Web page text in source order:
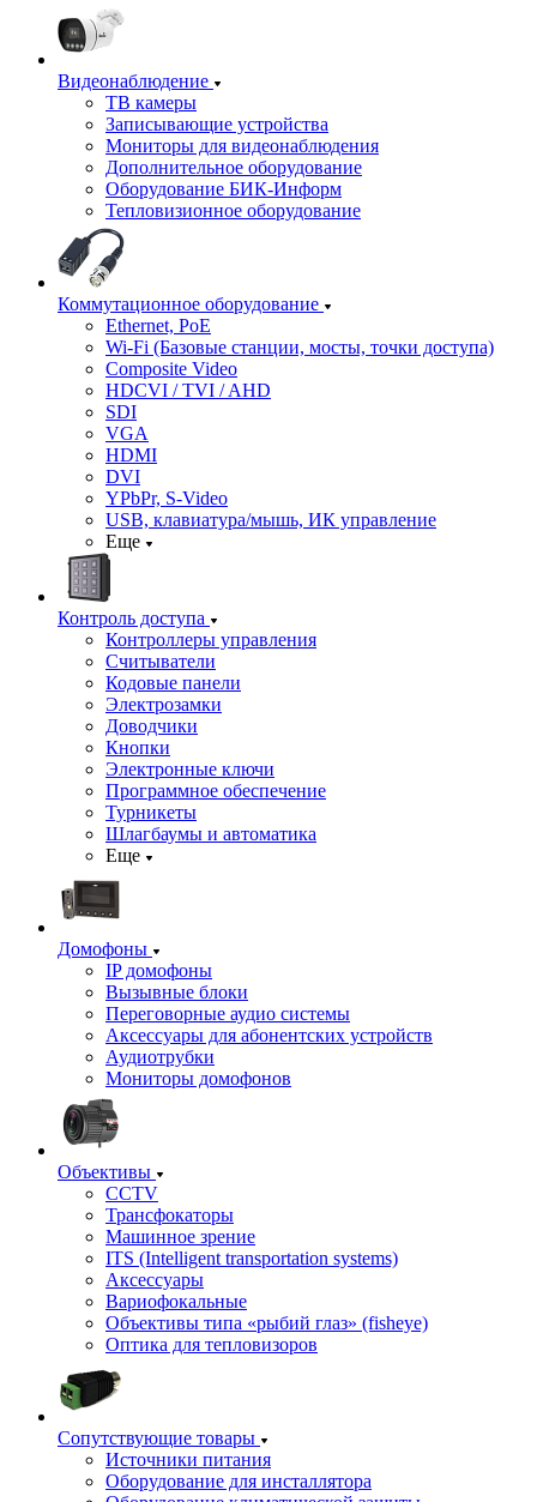
Видеонаблюдение
ТВ камеры
Записывающие устройства
Мониторы для видеонаблюдения
Дополнительное оборудование
Оборудование БИК-Информ
Тепловизионное оборудование
Коммутационное оборудование
Ethernet, PoE
Wi-Fi (Базовые станции, мосты, точки доступа)
Composite Video
HDCVI / TVI / AHD
SDI
VGA
HDMI
DVI
YPbPr, S-Video
USB, клавиатура/мышь, ИК управление
Еще
Контроль доступа
Контроллеры управления
Считыватели
Кодовые панели
Электрозамки
Доводчики
Кнопки
Электронные ключи
Программное обеспечение
Турникеты
Шлагбаумы и автоматика
Еще
Домофоны
IP домофоны
Вызывные блоки
Переговорные аудио системы
Аксессуары для абонентских устройств
Аудиотрубки
Мониторы домофонов
Объективы
CCTV
Трансфокаторы
Машинное зрение
ITS (Intelligent transportation systems)
Аксессуары
Вариофокальные
Объективы типа «рыбий глаз» (fisheye)
Оптика для тепловизоров
Сопутствующие товары
Источники питания
Оборудование для инсталлятора